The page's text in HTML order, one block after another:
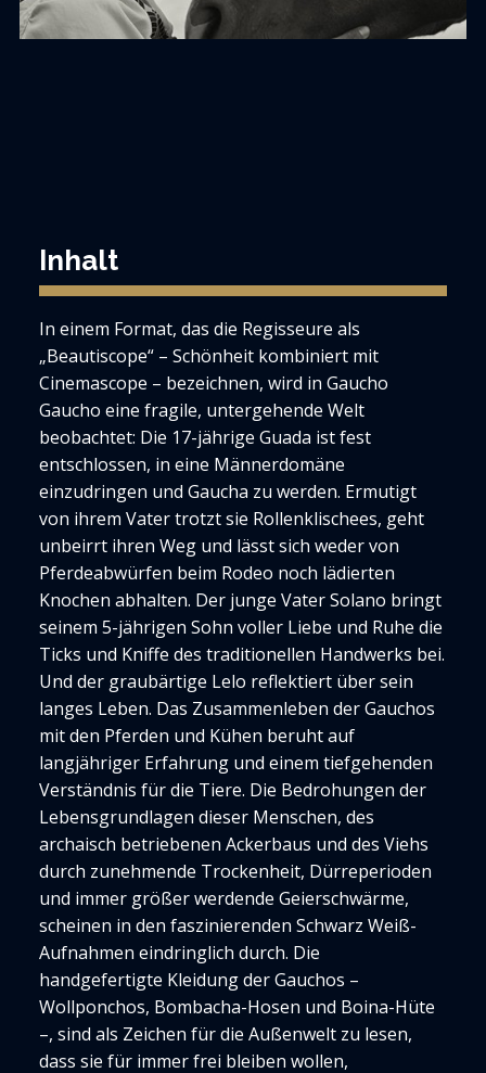
Inhalt
In einem Format, das die Regisseure als
„Beautiscope“ – Schönheit kombiniert mit
Cinemascope – bezeichnen, wird in Gaucho
Gaucho eine fragile, untergehende Welt
beobachtet: Die 17-jährige Guada ist fest
entschlossen, in eine Männerdomäne
einzudringen und Gaucha zu werden. Ermutigt
von ihrem Vater trotzt sie Rollenklischees, geht
unbeirrt ihren Weg und lässt sich weder von
Pferdeabwürfen beim Rodeo noch lädierten
Knochen abhalten. Der junge Vater Solano bringt
seinem 5-jährigen Sohn voller Liebe und Ruhe die
Ticks und Kniffe des traditionellen Handwerks bei.
Und der graubärtige Lelo reflektiert über sein
langes Leben. Das Zusammenleben der Gauchos
mit den Pferden und Kühen beruht auf
langjähriger Erfahrung und einem tiefgehenden
Verständnis für die Tiere. Die Bedrohungen der
Lebensgrundlagen dieser Menschen, des
archaisch betriebenen Ackerbaus und des Viehs
durch zunehmende Trockenheit, Dürreperioden
und immer größer werdende Geierschwärme,
scheinen in den faszinierenden Schwarz Weiß-
Aufnahmen eindringlich durch. Die
handgefertigte Kleidung der Gauchos –
Wollponchos, Bombacha-Hosen und Boina-Hüte
–, sind als Zeichen für die Außenwelt zu lesen,
dass sie für immer frei bleiben wollen,